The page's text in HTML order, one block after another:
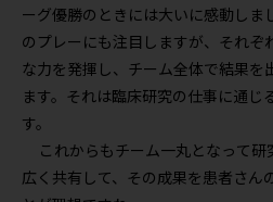
ーグ優勝のときには大いに感動しま
のプレーにも注目しますが、それぞ
な力を発揮し、チーム全体で結果を
ます。それは臨床研究の仕事に通じ
す。
これからもチーム一丸となって
広く共有して、その成果を患者さん